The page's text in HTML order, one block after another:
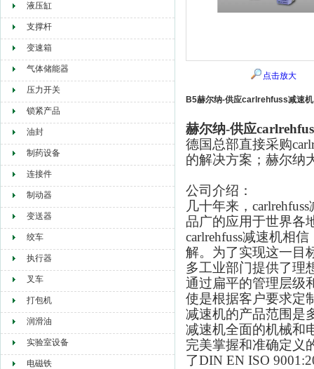
液压缸
支撑杆
变速箱
气体储能器
压力开关
锁紧产品
油封
制药设备
连接件
制动器
变送器
绞车
执行器
叉车
打包机
润滑油
实验室设备
电磁铁
点击放大
B5赫尔纳-供应carlrehfuss减速机
赫尔纳-供应
德国总部直接采购
的解决方案；赫尔纳
公司介绍：
几十年来，
品广的应用于世界各
carlrehfuss减速机相
解。为了实现这一目
多工业部门提供了理
通过扁平的管理层级
使是根据客户要求定
减速机的产品范围是
减速机全面的机械和
完美掌握和准确定义
了DIN EN ISO